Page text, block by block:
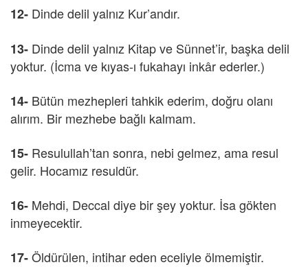
12- Dinde delil yalnız Kur’andır.
13- Dinde delil yalnız Kitap ve Sünnet’ir, başka delil
yoktur. (İcma ve kıyas-ı fukahayı inkâr ederler.)
14- Bütün mezhepleri tahkik ederim, doğru olanı
alırım. Bir mezhebe bağlı kalmam.
15- Resulullah’tan sonra, nebi gelmez, ama resul
gelir. Hocamız resuldür.
16- Mehdi, Deccal diye bir şey yoktur. İsa gökten
inmeyecektir.
17-Öldürülen, intihar eden eceliyle ölmemiştir.